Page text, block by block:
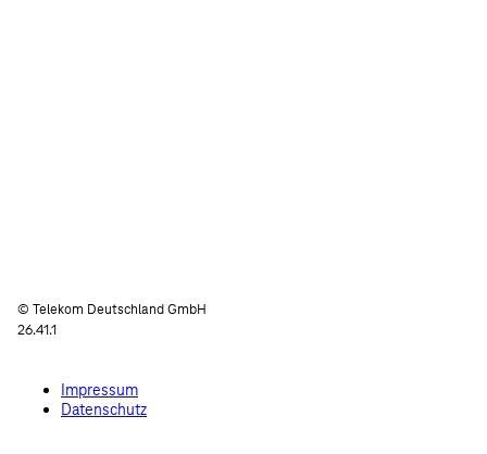
© Telekom Deutschland GmbH
26.41.1
Impressum
Datenschutz